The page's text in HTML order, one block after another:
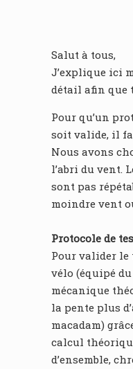
Salut à tous,
J’explique ici
détail afin que
Pour qu’un
soit valide, il
Nous avons
l’abri du vent.
sont pas
moindre vent
Protocole de
Pour valider le
vélo (équipé
mécanique
la pente plus
macadam)
calcul
d’ensemble,